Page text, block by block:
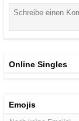
Online Singles
Emojis